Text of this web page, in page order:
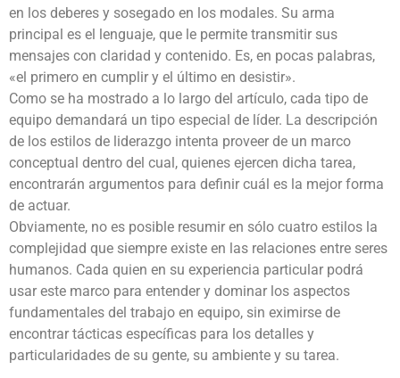
en los deberes y sosegado en los modales. Su arma
principal es el lenguaje, que le permite transmitir sus
mensajes con claridad y contenido. Es, en pocas palabras,
«el primero en cumplir y el último en desistir».
Como se ha mostrado a lo largo del artículo, cada tipo de
equipo demandará un tipo especial de líder. La descripción
de los estilos de liderazgo intenta proveer de un marco
conceptual dentro del cual, quienes ejercen dicha tarea,
encontrarán argumentos para definir cuál es la mejor forma
de actuar.
Obviamente, no es posible resumir en sólo cuatro estilos la
complejidad que siempre existe en las relaciones entre seres
humanos. Cada quien en su experiencia particular podrá
usar este marco para entender y dominar los aspectos
fundamentales del trabajo en equipo, sin eximirse de
encontrar tácticas específicas para los detalles y
particularidades de su gente, su ambiente y su tarea.